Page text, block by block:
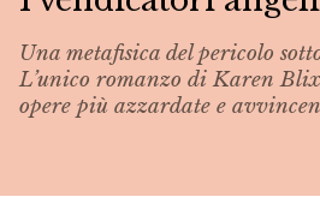
Una metafisica del pericolo
L’unico romanzo di Karen
opere più azzardate e